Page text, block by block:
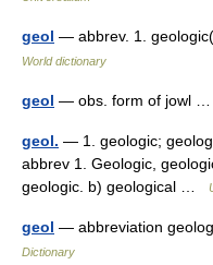
geol — abbrev. 1.
World dictionary
geol — obs. form of jowl
geol. — 1. geologic;
abbrev 1. Geologic,
geologic. b) geological …
geol — abbreviation
Dictionary